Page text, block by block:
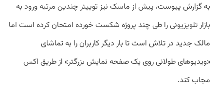
به گزارش پیوست، پیش از ماسک نیز توییتر چندین مرتبه ورود به
بازار تلویزیونی را طی چند پروژه شکست خورده امتحان کرده است اما
مالک جدید در تلاش است تا بار دیگر کاربران را به تماشای
«ویدیو‌های طولانی روی یک صفحه نمایش بزرگتر» از طریق اکس
مجاب کند.